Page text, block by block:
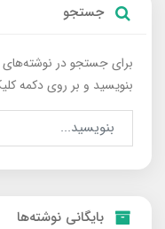
جستجو
برای جستجو در
بنویسید و بر روی دکمه
بایگانی نوشته‌ها